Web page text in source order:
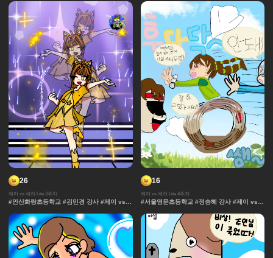
#컷만화 #데포르메 #훈련 #보석 #창작 디자
인 #체육 #제이 #대결 #댄스
#컷만화 #데포르메 #훈련 #보석 #창작 디자
인 #체육 #제이 #대결 #댄스
26
제이 vs 세라 Lite 3주차
#안산화랑초등학교 #김민경 강사 #제이 vs
#컷만화 #데포르메 #훈련 #보석 #창작 디자
인 #잔상표현 #체육 #제이 #대결 #댄스
16
제이 vs 세라 Lite 4주차
#서울영문초등학교 #정승혜 강사 #제이 vs
#컷만화 #데포르메 #훈련 #보석 #창작 디자
인 #잔상표현 #체육 #제이 #대결 #댄스